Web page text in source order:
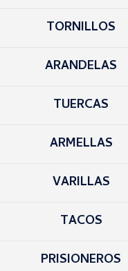
TORNILLOS
ARANDELAS
TUERCAS
ARMELLAS
VARILLAS
TACOS
PRISIONEROS